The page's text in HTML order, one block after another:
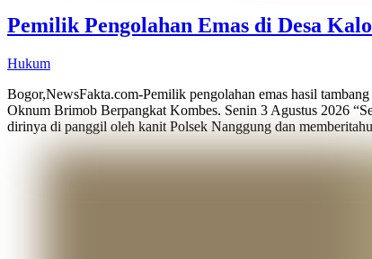
Pemilik Pengolahan Emas di Desa
Hukum
Bogor,NewsFakta.com-Pemilik pengolahan emas hasil
Oknum Brimob Berpangkat Kombes. Senin 3 Agustus 2026
dirinya di panggil oleh kanit Polsek Nanggung dan